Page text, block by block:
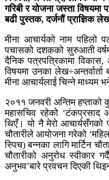
गरिबी र योजना जस्ता
बढी पुस्तक, दर्जनौं प्राज्ञिक
मीना आचार्यको नाम
पचासको दशकको सुरुआती
दैनिक पत्रपत्रिकामा विकास,
विषयमा उनका
मीना आचार्यलाई चिन्ने माध्यम
२०११ जनवरी अन्तिम हप्ताको
महासचिव रहेको ‘टंकप्रसाद
थिएँ। यो नै मेरो आचार्यसँगको
चौतारीले आयोजना गरेको
स्पिच) बन्नका लागि मार्टिन
चौतारीको अनुरोध स्वीकार
अनुभव’बारे प्रवचन दिएकी